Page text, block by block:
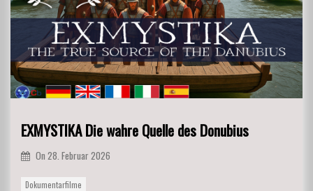
EXMYSTIKA Die wahre Quelle des Donubius
On 28. Februar 2026
Dokumentarfilme